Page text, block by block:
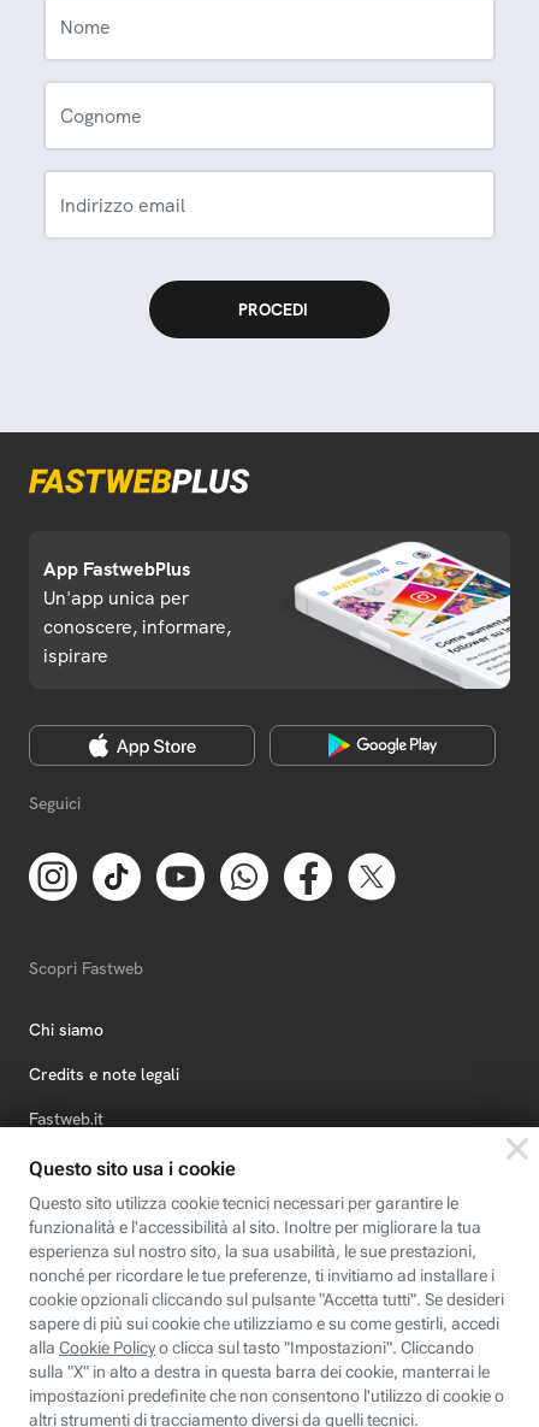
Nome
Cognome
Indirizzo email
App FastwebPlus
Un'app unica per
conoscere, informare,
ispirare
Seguici
Scopri Fastweb
Chi siamo
Credits e note legali
Fastweb.it
Formazione
Fastweb Digital Academy
STEP FuturAbility District